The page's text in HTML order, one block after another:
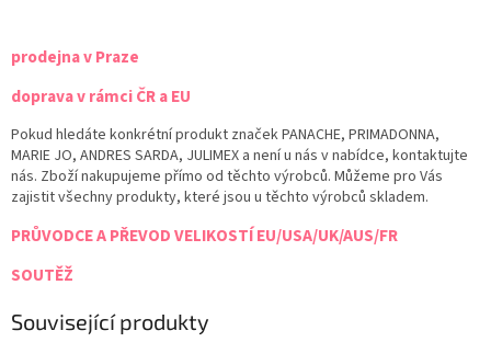
prodejna v Praze
doprava v rámci ČR a EU
Pokud hledáte konkrétní produkt značek PANACHE, PRIMADONNA,
MARIE JO, ANDRES SARDA, JULIMEX a není u nás v nabídce, kontaktujte
nás. Zboží nakupujeme přímo od těchto výrobců. Můžeme pro Vás
zajistit všechny produkty, které jsou u těchto výrobců skladem.
PRŮVODCE A PŘEVOD VELIKOSTÍ EU/USA/UK/AUS/FR
SOUTĚŽ
Související produkty